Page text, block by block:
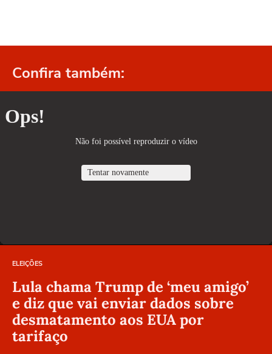
Confira também:
ELEIÇÕES
Lula chama Trump de ‘meu amigo’
e diz que vai enviar dados sobre
desmatamento aos EUA por
tarifaço